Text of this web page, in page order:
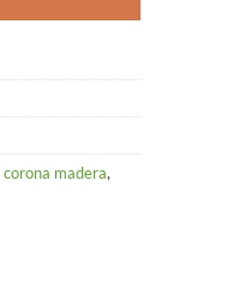
corona madera,